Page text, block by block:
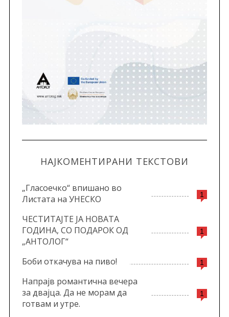
НАЈКОМЕНТИРАНИ ТЕКСТОВИ
1
„Гласоечко“ впишано во
Листата на УНЕСКО
1
ЧЕСТИТАЈТЕ ЈА НОВАТА
ГОДИНА, СО ПОДАРОК ОД
„АНТОЛОГ“
1
Боби откачува на пиво!
1
Напрајв романтична вечера
за двајца. Да не морам да
готвам и утре.